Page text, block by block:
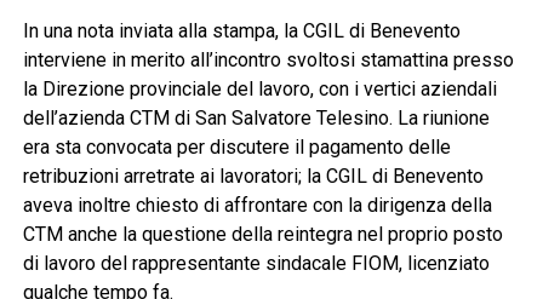
In una nota inviata alla stampa, la CGIL di Benevento
interviene in merito all’incontro svoltosi stamattina presso
la Direzione provinciale del lavoro, con i vertici aziendali
dell’azienda CTM di San Salvatore Telesino. La riunione
era sta convocata per discutere il pagamento delle
retribuzioni arretrate ai lavoratori; la CGIL di Benevento
aveva inoltre chiesto di affrontare con la dirigenza della
CTM anche la questione della reintegra nel proprio posto
di lavoro del rappresentante sindacale FIOM, licenziato
qualche tempo fa.